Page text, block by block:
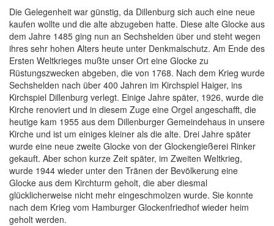
Die Gelegenheit war günstig, da Dillenburg sich auch eine neue
kaufen wollte und die alte abzugeben hatte. Diese alte Glocke aus
dem Jahre 1485 ging nun an Sechshelden über und steht wegen
ihres sehr hohen Alters heute unter Denkmalschutz. Am Ende des
Ersten Weltkrieges mußte unser Ort eine Glocke zu
Rüstungszwecken abgeben, die von 1768. Nach dem Krieg wurde
Sechshelden nach über 400 Jahren im Kirchspiel Haiger, ins
Kirchspiel Dillenburg verlegt. Einige Jahre später, 1926, wurde die
Kirche renoviert und in diesem Zuge eine Orgel angeschafft, die
heutige kam 1955 aus dem Dillenburger Gemeindehaus in unsere
Kirche und ist um einiges kleiner als die alte. Drei Jahre später
wurde eine neue zweite Glocke von der Glockengießerei Rinker
gekauft. Aber schon kurze Zeit später, im Zweiten Weltkrieg,
wurde 1944 wieder unter den Tränen der Bevölkerung eine
Glocke aus dem Kirchturm geholt, die aber diesmal
glücklicherweise nicht mehr eingeschmolzen wurde. Sie konnte
nach dem Krieg vom Hamburger Glockenfriedhof wieder heim
geholt werden.